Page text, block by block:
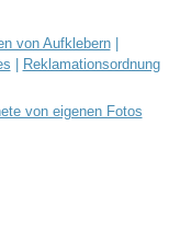
von Aufklebern|
Reklamationsordnung
von eigenen Fotos